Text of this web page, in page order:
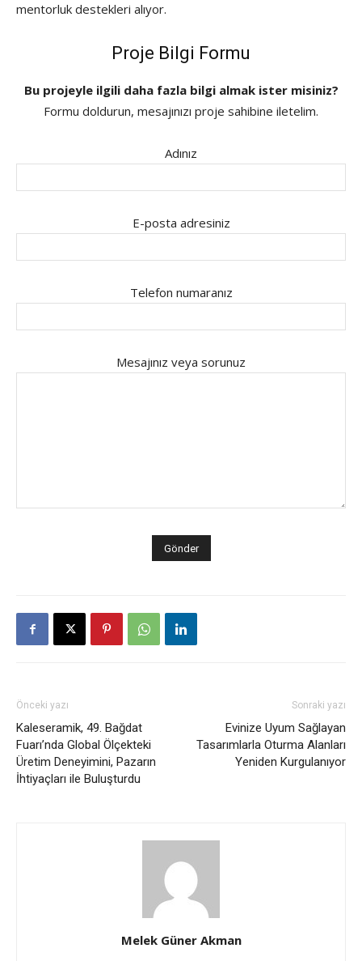
mentorluk destekleri alıyor.
Proje Bilgi Formu
Bu projeyle ilgili daha fazla bilgi almak ister misiniz?
Formu doldurun, mesajınızı proje sahibine iletelim.
Adınız
E-posta adresiniz
Telefon numaranız
Mesajınız veya sorunuz
Önceki yazı
Kaleseramik, 49. Bağdat
Fuarı’nda Global Ölçekteki
Üretim Deneyimini, Pazarın
İhtiyaçları ile Buluşturdu
Sonraki yazı
Evinize Uyum Sağlayan
Tasarımlarla Oturma Alanları
Yeniden Kurgulanıyor
Melek Güner Akman